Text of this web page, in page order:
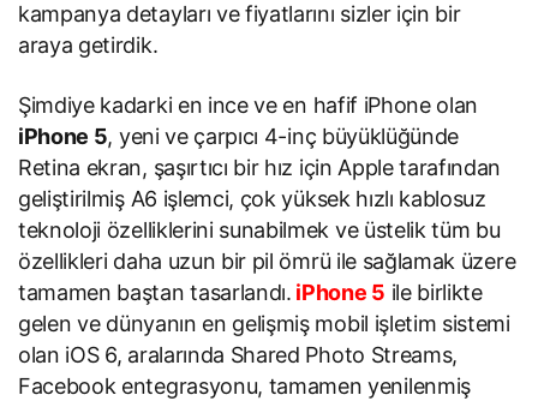
kampanya detayları ve fiyatlarını sizler için bir
araya getirdik.
Şimdiye kadarki en ince ve en hafif iPhone olan
iPhone 5, yeni ve çarpıcı 4-inç büyüklüğünde
Retina ekran, şaşırtıcı bir hız için Apple tarafından
geliştirilmiş A6 işlemci, çok yüksek hızlı kablosuz
teknoloji özelliklerini sunabilmek ve üstelik tüm bu
özellikleri daha uzun bir pil ömrü ile sağlamak üzere
tamamen baştan tasarlandı. iPhone 5 ile birlikte
gelen ve dünyanın en gelişmiş mobil işletim sistemi
olan iOS 6, aralarında Shared Photo Streams,
Facebook entegrasyonu, tamamen yenilenmiş